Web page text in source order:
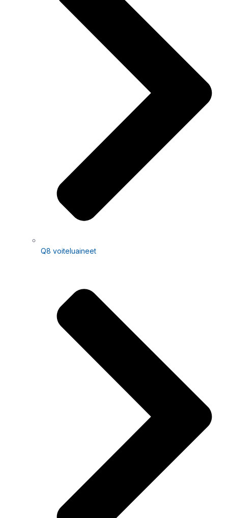
Q8 voiteluaineet